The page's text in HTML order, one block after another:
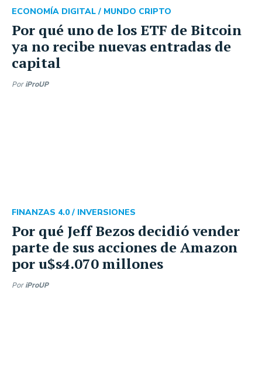
Por qué uno de los ETF de Bitcoin
ya no recibe nuevas entradas de
capital
ECONOMÍA DIGITAL / MUNDO CRIPTO
Por iProUP
Por qué Jeff Bezos decidió vender
parte de sus acciones de Amazon
por u$s4.070 millones
FINANZAS 4.0 / INVERSIONES
Por iProUP